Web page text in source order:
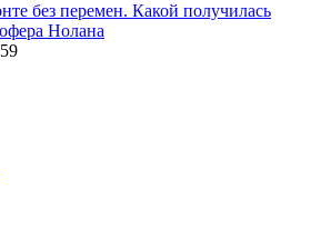
без перемен. Какой получилась
Нолана